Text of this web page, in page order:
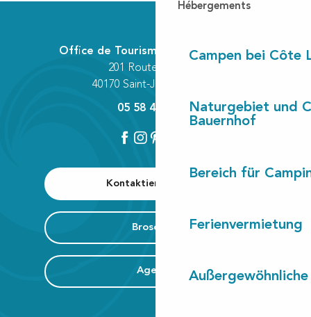
Hébergements
Campen bei Côte
Naturgebiet und
Bauernhof
Bereich für
Ferienvermietung
Kontaktieren Sie uns
Broschüre
Agenda
Office de Tourisme Communautaire
201 Route des Lacs
40170 Saint-Julien-en-Born
05 58 42 89 80